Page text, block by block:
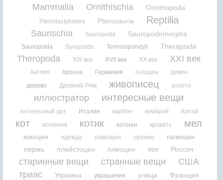
Mammalia Ornithischia Ornithopoda
Pterodactyloidea Pterosauria Reptilia
Saurischia Sauropoda Sauropodomorpha
Sauropsida Synapsida Temnospondyli Therapsida
Theropoda XIX век XVII век XX век XXI век
Англия бронза Германия голоцен
девон
дерево
Древний Рим живописец золото
иллюстратор интересные вещи
интересный арт Италия карбон кембрий Китай
кот котенок котик котики кровать мел
миоцен одежда олигоцен оружие палеоцен
пермь плейстоцен плиоцен пол Россия
старинные вещи странные вещи
США
триас
Украина украшения улица Франция